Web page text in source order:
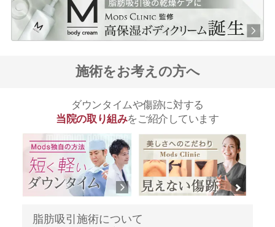
施術をお考えの方へ
ダウンタイムや傷跡に対する
当院の取り組みをご紹介しています
脂肪吸引施術について